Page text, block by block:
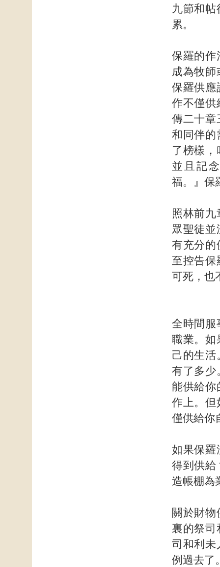
九節和
累。
保羅的作
成為牧師
保羅供應
作不僅供
傳二十章
和同伴的
了榜樣
並且記
福。』保
照林前
眾聖徒並
有充分的
至控告保
可死，也
全時間服
職業。如
己的生活
有了多少
能供給你
作上。但
僅供給你
如果保羅
得到供給
造帳棚為
關於財
裏的祭司
司和利未
例過去了